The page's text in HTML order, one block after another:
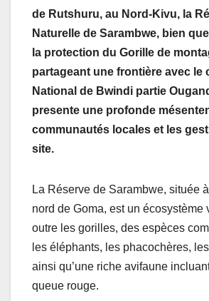
de Rutshuru, au Nord-Kivu, la
Naturelle de Sarambwe, bien
la protection du Gorille de
partageant une frontière avec le
National de Bwindi partie
presente une profonde
communautés locales et les
site.
La Réserve de Sarambwe, située
nord de Goma, est un écosystème
outre les gorilles, des espèces
les éléphants, les phacochères,
ainsi qu’une riche avifaune
queue rouge.